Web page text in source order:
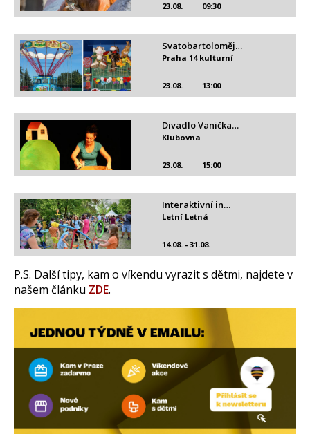
23.08. 09:30
Svatobartoloměj…
23.08. 13:00
Praha 14 kulturní
Divadlo Vanička…
23.08. 15:00
Klubovna
Interaktivní in…
14.08. - 31.08.
Letní Letná
P.S. Další tipy, kam o víkendu vyrazit s dětmi, najdete v
našem článku ZDE.